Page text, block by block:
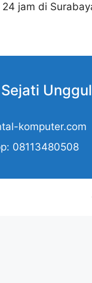
jam di
komputer.com
08113480508